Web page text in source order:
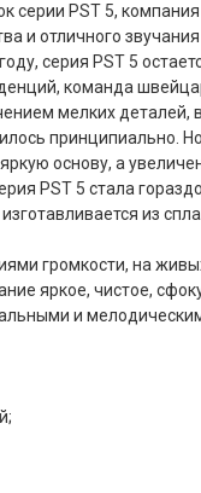
серии PST 5,
и отличного
серия PST 5
команда
мелких деталей,
принципиально.
основу, а
PST 5 стала
из
громкости, на
яркое, чистое,
и